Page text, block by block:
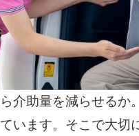
介助量を減らせるか
います。そこで大切